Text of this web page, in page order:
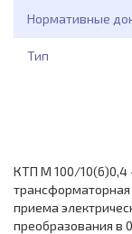
Нормативные
Тип
КТП М 100/10(6)0,4
приема
преобразования в